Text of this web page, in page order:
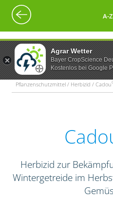
Agrar Wetter
Bayer CropScience
Kostenlos bei Google
A-Z
Pflanzenschutzmittel / Herbizid / Cadou
Herbizid zur
Wintergetreide im